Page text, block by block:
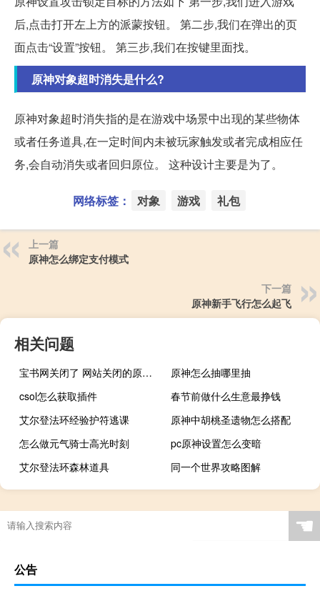
后,点击打开左上方的派蒙按钮。 第二步,我们在弹出的页
面点击“设置”按钮。 第三步,我们在按键里面找。
原神对象超时消失是什么?
原神对象超时消失指的是在游戏中场景中出现的某些物体
或者任务道具,在一定时间内未被玩家触发或者完成相应任
务,会自动消失或者回归原位。 这种设计主要是为了。
网络标签： 对象 游戏 礼包
上一篇
原神怎么绑定支付模式
下一篇
原神新手飞行怎么起飞
相关问题
宝书网关闭了 网站关闭的原因是盗版侵权什么梗
原神怎么抽哪里抽
csol怎么获取插件
春节前做什么生意最挣钱
艾尔登法环经验护符逃课
原神中胡桃圣遗物怎么搭配
怎么做元气骑士高光时刻
pc原神设置怎么变暗
艾尔登法环森林道具
同一个世界攻略图解
☚
公告